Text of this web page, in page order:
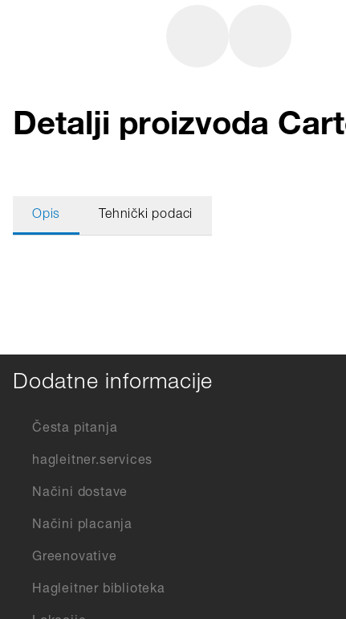
Detalji proizvoda
Opis Tehnički podaci
Dodatne informacije
Česta pitanja
hagleitner.services
Načini dostave
Načini placanja
Greenovative
Hagleitner biblioteka